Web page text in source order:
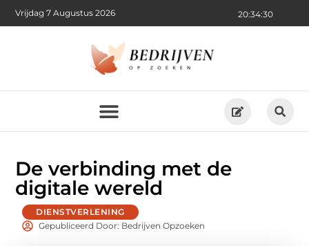
20:34:32
Vrijdag 7 Augustus 2026
De verbinding met de
digitale wereld
DIENSTVERLENING
Gepubliceerd Door: Bedrijven Opzoeken